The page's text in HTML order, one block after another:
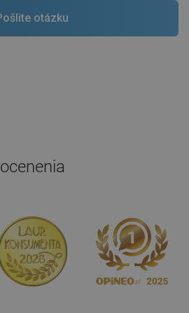
ocenenia